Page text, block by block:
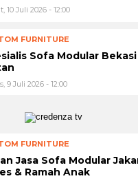
10 Juli 2026 - 12:00
FURNITURE
Sofa Modular
9 Juli 2026 - 12:00
FURNITURE
Jasa Sofa Modular
& Ramah Anak